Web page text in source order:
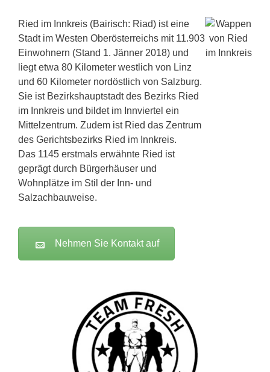
Ried im Innkreis (Bairisch: Riad) ist eine
Stadt im Westen Oberösterreichs mit 11.903
Einwohnern (Stand 1. Jänner 2018) und
liegt etwa 80 Kilometer westlich von Linz
und 60 Kilometer nordöstlich von Salzburg.
Sie ist Bezirkshauptstadt des Bezirks Ried
im Innkreis und bildet im Innviertel ein
Mittelzentrum. Zudem ist Ried das Zentrum
des Gerichtsbezirks Ried im Innkreis.
Das 1145 erstmals erwähnte Ried ist
geprägt durch Bürgerhäuser und
Wohnplätze im Stil der Inn- und
Salzachbauweise.
Nehmen Sie Kontakt auf